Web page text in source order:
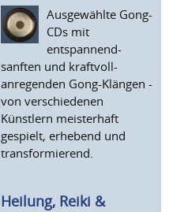
Ausgewählte Gong-
CDs mit
entspannend-
sanften und kraftvoll-
anregenden Gong-Klängen -
von verschiedenen
Künstlern meisterhaft
gespielt, erhebend und
transformierend.
Heilung, Reiki &